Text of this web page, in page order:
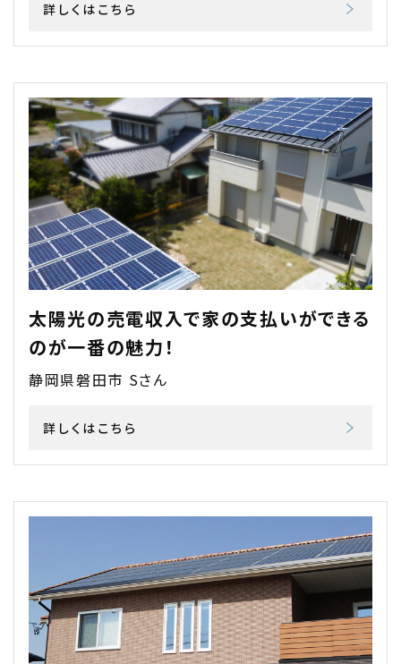
詳しくはこちら
太陽光の売電収入で家の支払いができる
のが一番の魅力！
静岡県磐田市 Sさん
詳しくはこちら